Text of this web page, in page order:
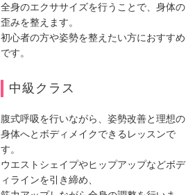
全身のエクササイズを行うことで、身体の
歪みを整えます。
初心者の方や姿勢を整えたい方におすすめ
です。
中級クラス
腹式呼吸を行いながら、姿勢改善と理想の
身体へとボディメイクできるレッスンで
す。
ウエストシェイプやヒップアップなどボデ
ィラインを引き締め、